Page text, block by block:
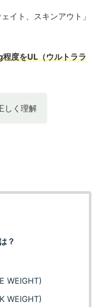
イト、スキンアウト」
度をUL（ウルトララ
しく理解
？
WEIGHT)
WEIGHT)